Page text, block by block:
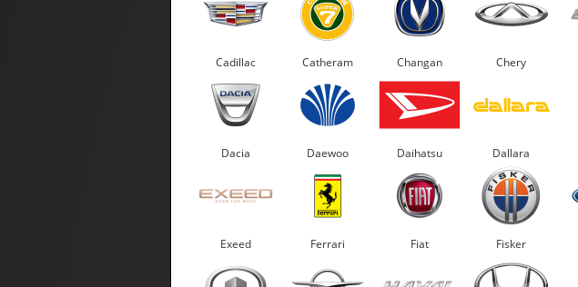
Cadillac Catheram Changan Chery
Dacia Daewoo Daihatsu Dallara
Exeed Ferrari Fiat Fisker